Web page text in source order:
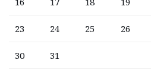
23 24 25 26
30 31